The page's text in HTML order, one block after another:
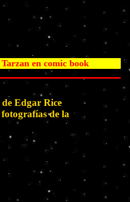
en comic book
Edgar Rice
de la